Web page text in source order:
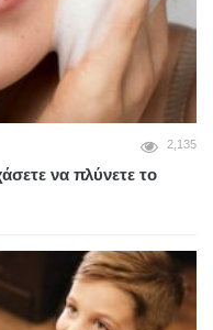
2,135
να πλύνετε το